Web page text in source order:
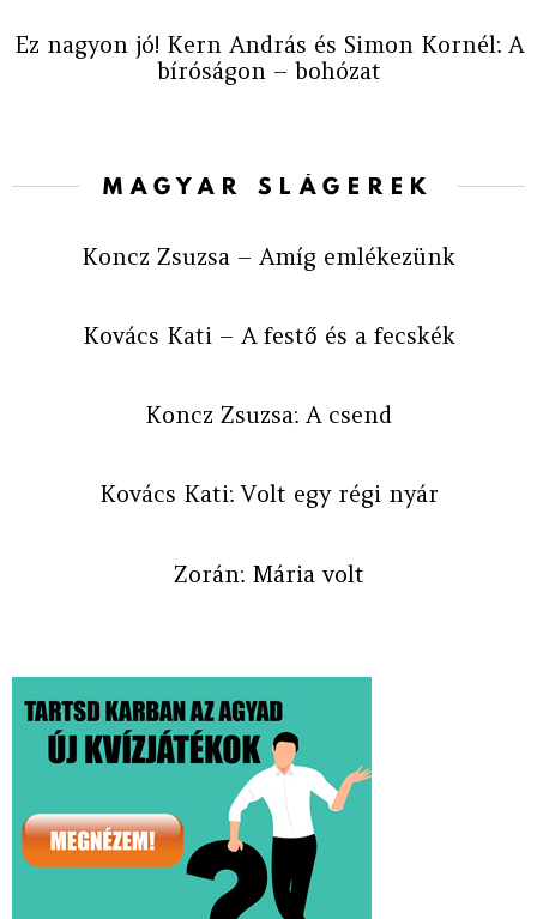
Ez nagyon jó! Kern András és Simon Kornél: A
bíróságon – bohózat
MAGYAR SLÁGEREK
Koncz Zsuzsa – Amíg emlékezünk
Kovács Kati – A festő és a fecskék
Koncz Zsuzsa: A csend
Kovács Kati: Volt egy régi nyár
Zorán: Mária volt